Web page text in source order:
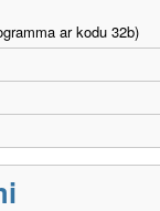
ar kodu 32b)